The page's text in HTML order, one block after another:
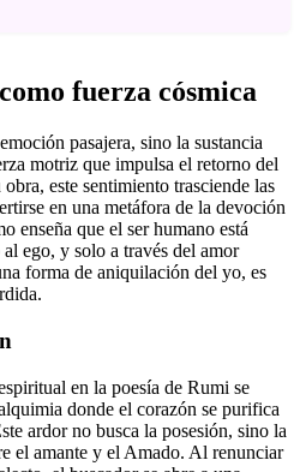
fuerza cósmica
pasajera, sino la sustancia
motriz que impulsa el retorno del
este sentimiento trasciende las
en una metáfora de la devoción
enseña que el ser humano está
ego, y solo a través del amor
forma de aniquilación del yo, es
en la poesía de Rumi se
donde el corazón se purifica
ardor no busca la posesión, sino la
el amante y el Amado. Al renunciar